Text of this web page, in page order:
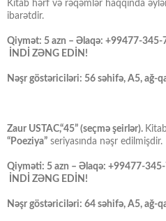
Kitab hərf və rəqəmlər haqqında
ibarətdir.
Qiymət: 5 azn – Əlaqə: +99477-
İNDİ ZƏNG EDİN!
Nəşr göstəriciləri: 56 səhifə, A5, ağ-
Zaur USTAC,“45” (seçmə şeirlər).
“Poeziya” seriyasında nəşr edilmişdir.
Qiyməti: 5 azn – Əlaqə: +99477-
İNDİ ZƏNG EDİN!
Nəşr göstəriciləri: 64 səhifə, A5, ağ-